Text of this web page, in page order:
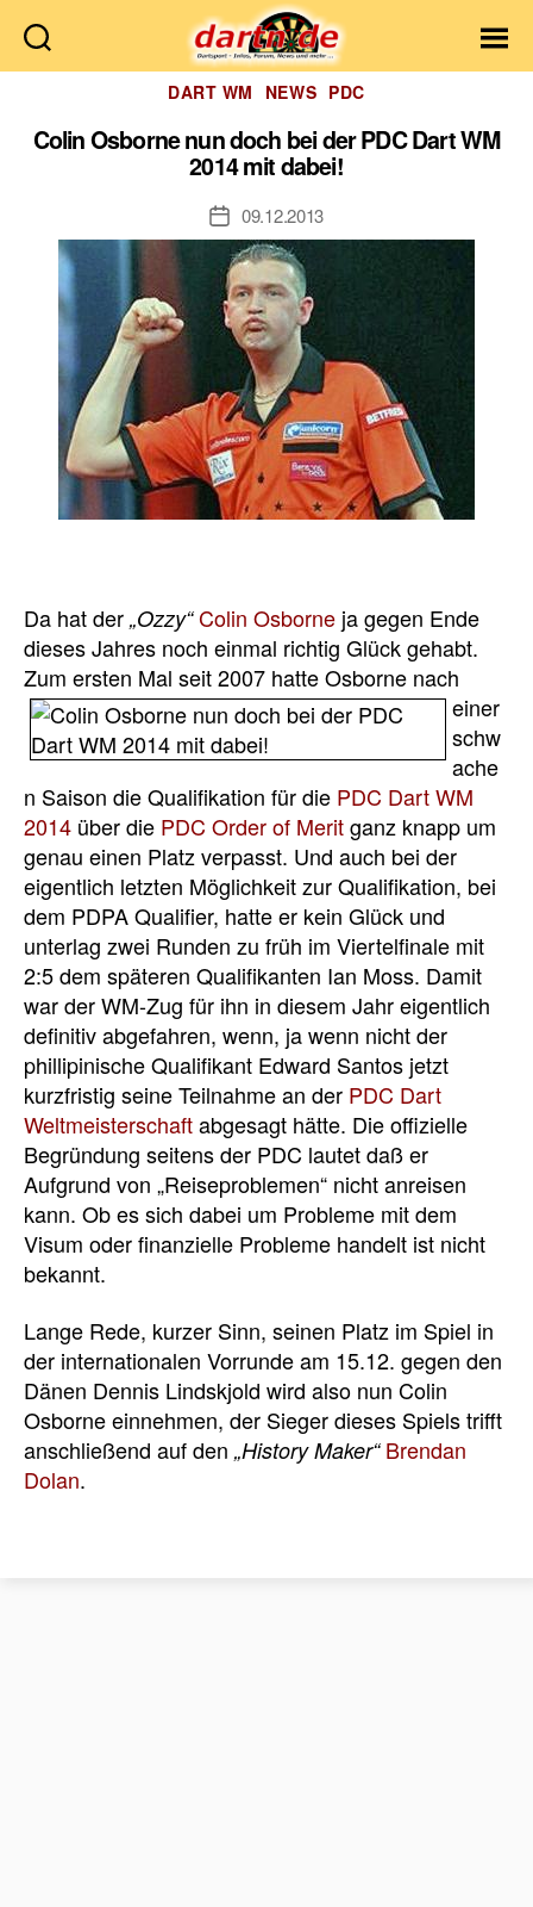
Dartn.de
Kategorien
DART WM NEWS PDC
Colin Osborne nun doch bei der PDC Dart WM
2014 mit dabei!
Veröffentlichungsdatum
09.12.2013
Da hat der „Ozzy“ Colin Osborne ja gegen Ende
dieses Jahres noch einmal richtig Glück gehabt.
Zum ersten Mal seit 2007 hatte Osborne nach
einer
schw
ache
n Saison die Qualifikation für die PDC Dart WM
2014 über die PDC Order of Meritganz knapp um
genau einen Platz verpasst. Und auch bei der
eigentlich letzten Möglichkeit zur Qualifikation, bei
dem PDPA Qualifier, hatte er kein Glück und
unterlag zwei Runden zu früh im Viertelfinale mit
2:5 dem späteren Qualifikanten Ian Moss. Damit
war der WM-Zug für ihn in diesem Jahr eigentlich
definitiv abgefahren, wenn, ja wenn nicht der
phillipinische Qualifikant Edward Santos jetzt
kurzfristig seine Teilnahme an der PDC Dart
Weltmeisterschaftabgesagt hätte. Die offizielle
Begründung seitens der PDC lautet daß er
Aufgrund von „Reiseproblemen“ nicht anreisen
kann. Ob es sich dabei um Probleme mit dem
Visum oder finanzielle Probleme handelt ist nicht
bekannt.
Lange Rede, kurzer Sinn, seinen Platz im Spiel in
der internationalen Vorrunde am 15.12. gegen den
Dänen Dennis Lindskjold wird also nun Colin
Osborne einnehmen, der Sieger dieses Spiels trifft
anschließend auf den „History Maker“ Brendan
Dolan.